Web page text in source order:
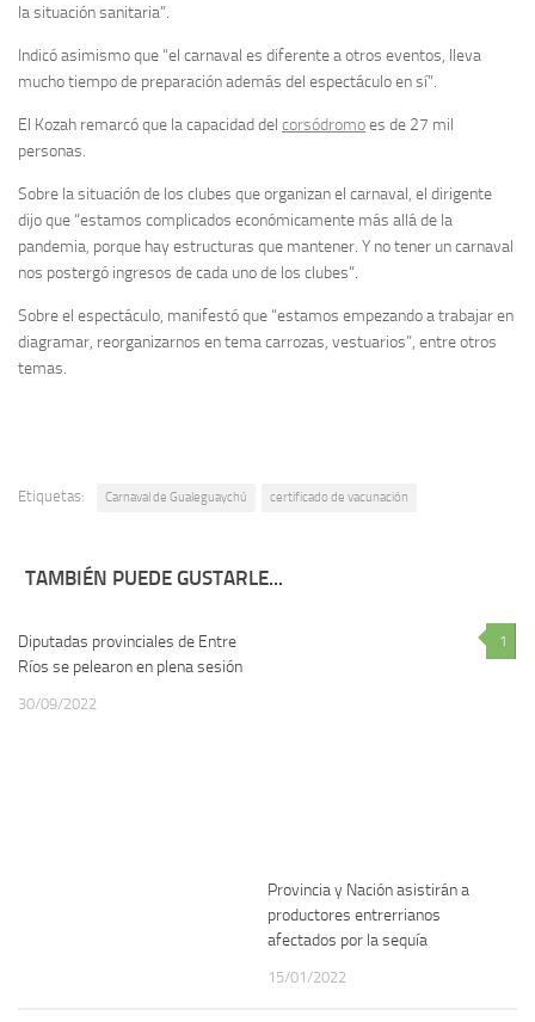
la situación sanitaria”.
Indicó asimismo que “el carnaval es diferente a otros eventos, lleva
mucho tiempo de preparación además del espectáculo en sí”.
El Kozah remarcó que la capacidad del corsódromoes de 27 mil
personas.
Sobre la situación de los clubes que organizan el carnaval, el dirigente
dijo que “estamos complicados económicamente más allá de la
pandemia, porque hay estructuras que mantener. Y no tener un carnaval
nos postergó ingresos de cada uno de los clubes”.
Sobre el espectáculo, manifestó que “estamos empezando a trabajar en
diagramar, reorganizarnos en tema carrozas, vestuarios”, entre otros
temas.
Etiquetas: Carnaval de Gualeguaychú certificado de vacunación
TAMBIÉN PUEDE GUSTARLE...
Diputadas provinciales de Entre
Ríos se pelearon en plena sesión
30/09/2022
1
Provincia y Nación asistirán a
productores entrerrianos
afectados por la sequía
15/01/2022